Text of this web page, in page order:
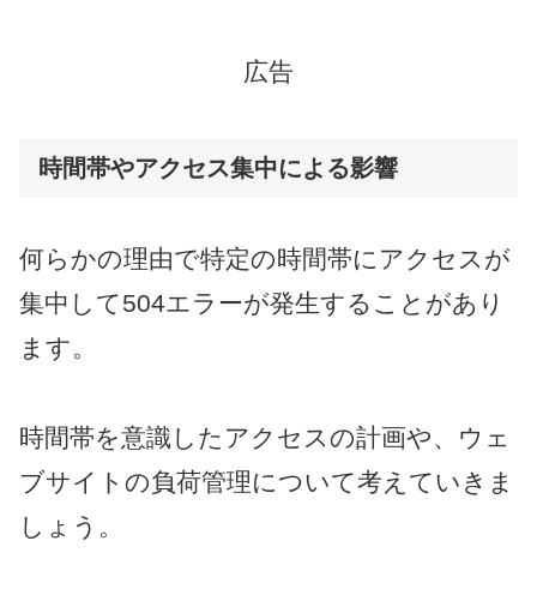
広告
時間帯やアクセス集中による影響
何らかの理由で特定の時間帯にアクセスが
集中して504エラーが発生することがあり
ます。
時間帯を意識したアクセスの計画や、ウェ
ブサイトの負荷管理について考えていきま
しょう。